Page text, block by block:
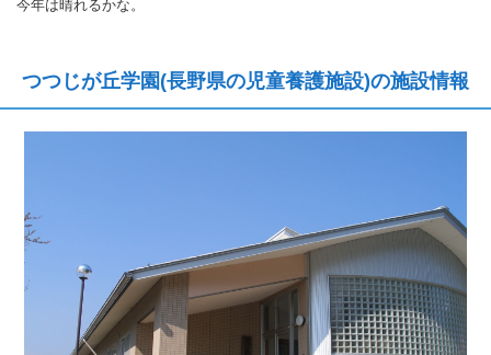
今年は晴れるかな。
つつじが丘学園(長野県の児童養護施設)の施設情報